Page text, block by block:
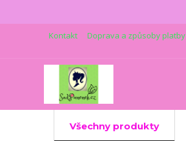
Kontakt Doprava a způsoby platby
Všechny produkty